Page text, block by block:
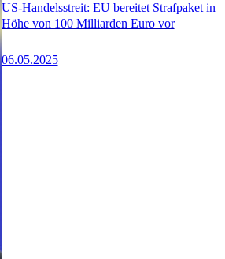
US-Handelsstreit: EU bereitet Strafpaket in
Höhe von 100 Milliarden Euro vor
06.05.2025